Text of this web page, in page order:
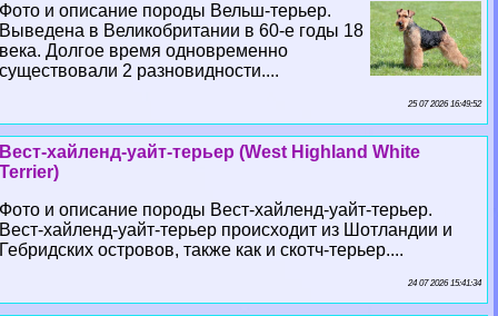
Фото и описание породы Вельш-терьер.
Выведена в Великобритании в 60-е годы 18
века. Долгое время одновременно
существовали 2 разновидности....
25 07 2026 16:49:52
Вест-хайленд-уайт-терьер (West Highland White
Terrier)
Фото и описание породы Вест-хайленд-уайт-терьер.
Вест-хайленд-уайт-терьер происходит из Шотландии и
Гебридских островов, также как и скотч-терьер....
24 07 2026 15:41:34